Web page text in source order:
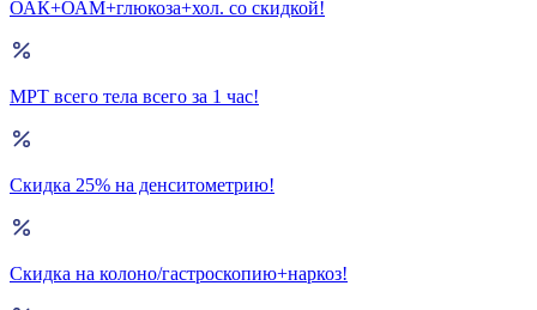
ОАК+ОАМ+глюкоза+хол. со скидкой!
МРТ всего тела всего за 1 час!
Скидка 25% на денситометрию!
Скидка на колоно/гастроскопию+наркоз!